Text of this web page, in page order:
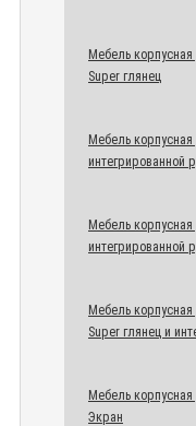
Мебель
Super глянец
Мебель
интегрированной
Мебель
интегрированной
Мебель
Super глянец и
Мебель
Экран